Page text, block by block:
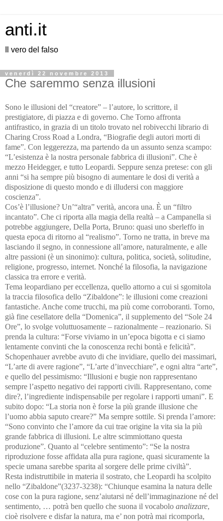
anti.it
Il vero del falso
venerdì 22 novembre 2013
Che saremmo senza illusioni
Sono le illusioni del “creatore” – l’autore, lo scrittore, il
prestigiatore, di piazza e di governo. Che Torno affronta
antifrastico, in grazia di un titolo trovato nel robivecchi librario di
Charing Cross Road a Londra, “Biografie degli autori morti di
fame”. Con leggerezza, ma partendo da un assunto senza scampo:
“L’esistenza è la nostra personale fabbrica di illusioni”. Che è
mezzo Heidegger, e tutto Leopardi. Seppure senza pretese: con gli
anni “si ha sempre più bisogno di aumentare le dosi di verità a
disposizione di questo mondo e di illudersi con maggiore
coscienza”.
Cos’è l’illusione? Un’“altra” verità, ancora una. È un “filtro
incantato”. Che ci riporta alla magia della realtà – a Campanella si
potrebbe aggiungere, Della Porta, Bruno: quasi uno sberleffo in
questa epoca di ritorno al “realismo”. Torno ne tratta, in breve ma
lasciando il segno, in connessione all’amore, naturalmente, e alle
altre passioni (è un sinonimo): cultura, politica, società, solitudine,
religione, progresso, internet. Nonché la filosofia, la navigazione
classica tra errore e verità.
Tema leopardiano per eccellenza, quello attorno a cui si sgomitola
la traccia filosofica dello “Zibaldone”: le illusioni come creazioni
fantastiche. Anche come trucchi, ma più come corroboranti. Torno,
già fine cesellatore della “Domenica”, il supplemento del “Sole 24
Ore”, lo svolge voluttuosamente – razionalmente – reazionario. Si
prenda la cultura: “Forse viviamo in un’epoca bigotta e ci siamo
lentamente convinti che la conoscenza rechi bontà e felicità”.
Schopenhauer avrebbe avuto di che invidiare, quello dei massimari,
“L’arte di avere ragione”, “L’arte d’invecchiare”, e ogni altra “arte”,
e quello del pessimismo: “Illusioni e bugie non rappresentano
sempre l’aspetto negativo dei rapporti civili. Rappresentano, come
dire?, l’ingrediente indispensabile per regolare i rapporti umani”. E
subito dopo: “La storia non è forse la più grande illusione che
l’uomo abbia saputo creare?” Ma sempre sottile. Si prenda l’amore:
“Sono convinto che l’amore da cui trae origine la vita sia la più
grande fabbrica di illusioni. Le altre scimmiottano questa
produzione”. Quanto al “celebre sentimento”: “Se la nostra
riproduzione fosse affidata alla pura ragione, quasi sicuramente la
specie umana sarebbe sparita al sorgere delle prime civiltà”.
Resta indistruttibile in materia il sostrato, che Leopardi ha scolpito
nello “Zibaldone”(3237-3238): “Chiunque esamina la natura delle
cose con la pura ragione, senz’aiutarsi né dell’immaginazione né del
sentimento, … potrà ben quello che suona il vocabolo analizzare,
cioè risolvere e disfar la natura, ma e’ non potrà mai ricomporla,